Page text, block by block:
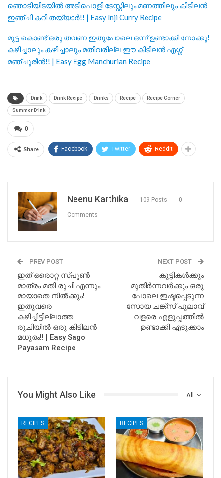
ഞൊടിയിടയിൽ അടിപൊളി ടേസ്റ്റിലും മണത്തിലും കിടിലൻ
ഇഞ്ചി കറി തയ്യാർ!! | Easy Inji Curry Recipe
മുട്ട കൊണ്ട് ഒരു തവണ ഇതുപോലെ ഒന്ന് ഉണ്ടാക്കി നോക്കൂ!
കഴിച്ചാലും കഴിച്ചാലും മതിവരില്ല ഈ കിടിലൻ എഗ്ഗ്
മഞ്ചൂരിൻ!! | Easy Egg Manchurian Recipe
Drink Drink Recipe Drinks Recipe Recipe Corner
Summer Drink
0
Share Facebook Twitter ReddIt
Neenu Karthika 109 Posts 0
Comments
PREV POST
ഇത് ഒരൊറ്റ സ്പൂൺ
മാത്രം മതി രുചി എന്നും
മായാതെ നിൽക്കും!
ഇതുവരെ
കഴിച്ചിട്ടില്ലാത്ത
രുചിയിൽ ഒരു കിടിലൻ
മധുരം!! | Easy Sago
Payasam Recipe
NEXT POST
കുട്ടികൾക്കും
മുതിർന്നവർക്കും ഒരു
പോലെ ഇഷ്ടപ്പെടുന്ന
സോയ ചങ്ക്‌സ് പുലാവ്
വളരെ എളുപ്പത്തിൽ
ഉണ്ടാക്കി എടുക്കാം
All
You Might Also Like
RECIPES RECIPES